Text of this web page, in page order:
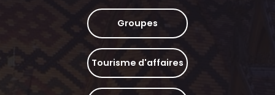
Groupes
Tourisme d'affaires